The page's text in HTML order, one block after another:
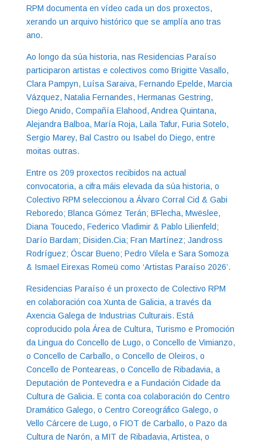
RPM documenta en vídeo cada un dos proxectos,
xerando un arquivo histórico que se amplía ano tras
ano.
Ao longo da súa historia, nas Residencias Paraíso
participaron artistas e colectivos como Brigitte Vasallo,
Clara Pampyn, Luísa Saraiva, Fernando Epelde, Marcia
Vázquez, Natalia Fernandes, Hermanas Gestring,
Diego Anido, Compañía Elahood, Andrea Quintana,
Alejandra Balboa, María Roja, Laila Tafur, Furia Sotelo,
Sergio Marey, Bal Castro ou Isabel do Diego, entre
moitas outras.
Entre os 209 proxectos recibidos na actual
convocatoria, a cifra máis elevada da súa historia, o
Colectivo RPM seleccionou a Álvaro Corral Cid & Gabi
Reboredo; Blanca Gómez Terán; BFlecha, Mwëslee,
Diana Toucedo, Federico Vladimir & Pablo Lilienfeld;
Darío Bardam; Disiden.Cia; Fran Martínez; Jandross
Rodríguez; Óscar Bueno; Pedro Vilela e Sara Somoza
& Ismael Eirexas Romeü como ‘Artistas Paraíso 2026’.
Residencias Paraíso é un proxecto de Colectivo RPM
en colaboración coa Xunta de Galicia, a través da
Axencia Galega de Industrias Culturais. Está
coproducido pola Área de Cultura, Turismo e Promoción
da Lingua do Concello de Lugo, o Concello de Vimianzo,
o Concello de Carballo, o Concello de Oleiros, o
Concello de Ponteareas, o Concello de Ribadavia, a
Deputación de Pontevedra e a Fundación Cidade da
Cultura de Galicia. E conta coa colaboración do Centro
Dramático Galego, o Centro Coreográfico Galego, o
Vello Cárcere de Lugo, o FIOT de Carballo, o Pazo da
Cultura de Narón, a MIT de Ribadavia, Artistea, o